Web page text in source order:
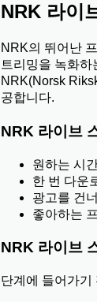
NRK 라이
NRK의 뛰어난
트리밍을 녹화
NRK(Norsk
공합니다.
NRK 라이브
원하는 시
한 번 다운
광고를 건
좋아하는
NRK 라이브
단계에 들어가기